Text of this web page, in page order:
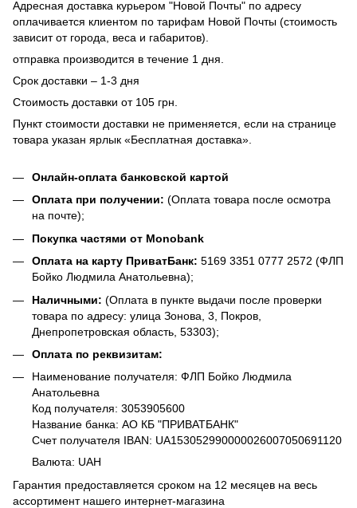
Адресная доставка курьером "Новой Почты" по адресу
оплачивается клиентом по тарифам Новой Почты (стоимость
зависит от города, веса и габаритов).
отправка производится в течение 1 дня.
Срок доставки – 1-3 дня
Стоимость доставки от 105 грн.
Пункт стоимости доставки не применяется, если на странице
товара указан ярлык «Бесплатная доставка».
Онлайн-оплата банковской картой
Оплата при получении: (Оплата товара после осмотра
на почте);
Покупка частями от Monobank
Оплата на карту ПриватБанк: 5169 3351 0777 2572 (ФЛП
Бойко Людмила Анатольевна);
Наличными: (Оплата в пункте выдачи после проверки
товара по адресу: улица Зонова, 3, Покров,
Днепропетровская область, 53303);
Оплата по реквизитам:
Наименование получателя: ФЛП Бойко Людмила
Анатольевна
Код получателя: 3053905600
Название банка: АО КБ "ПРИВАТБАНК"
Счет получателя IBAN: UA153052990000026007050691120
Валюта: UAH
Гарантия предоставляется сроком на 12 месяцев на весь
ассортимент нашего интернет-магазина